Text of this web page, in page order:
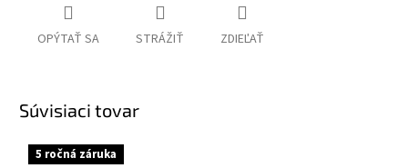
OPÝTAŤ SA STRÁŽIŤ ZDIEĽAŤ
Súvisiaci tovar
5 ročná záruka